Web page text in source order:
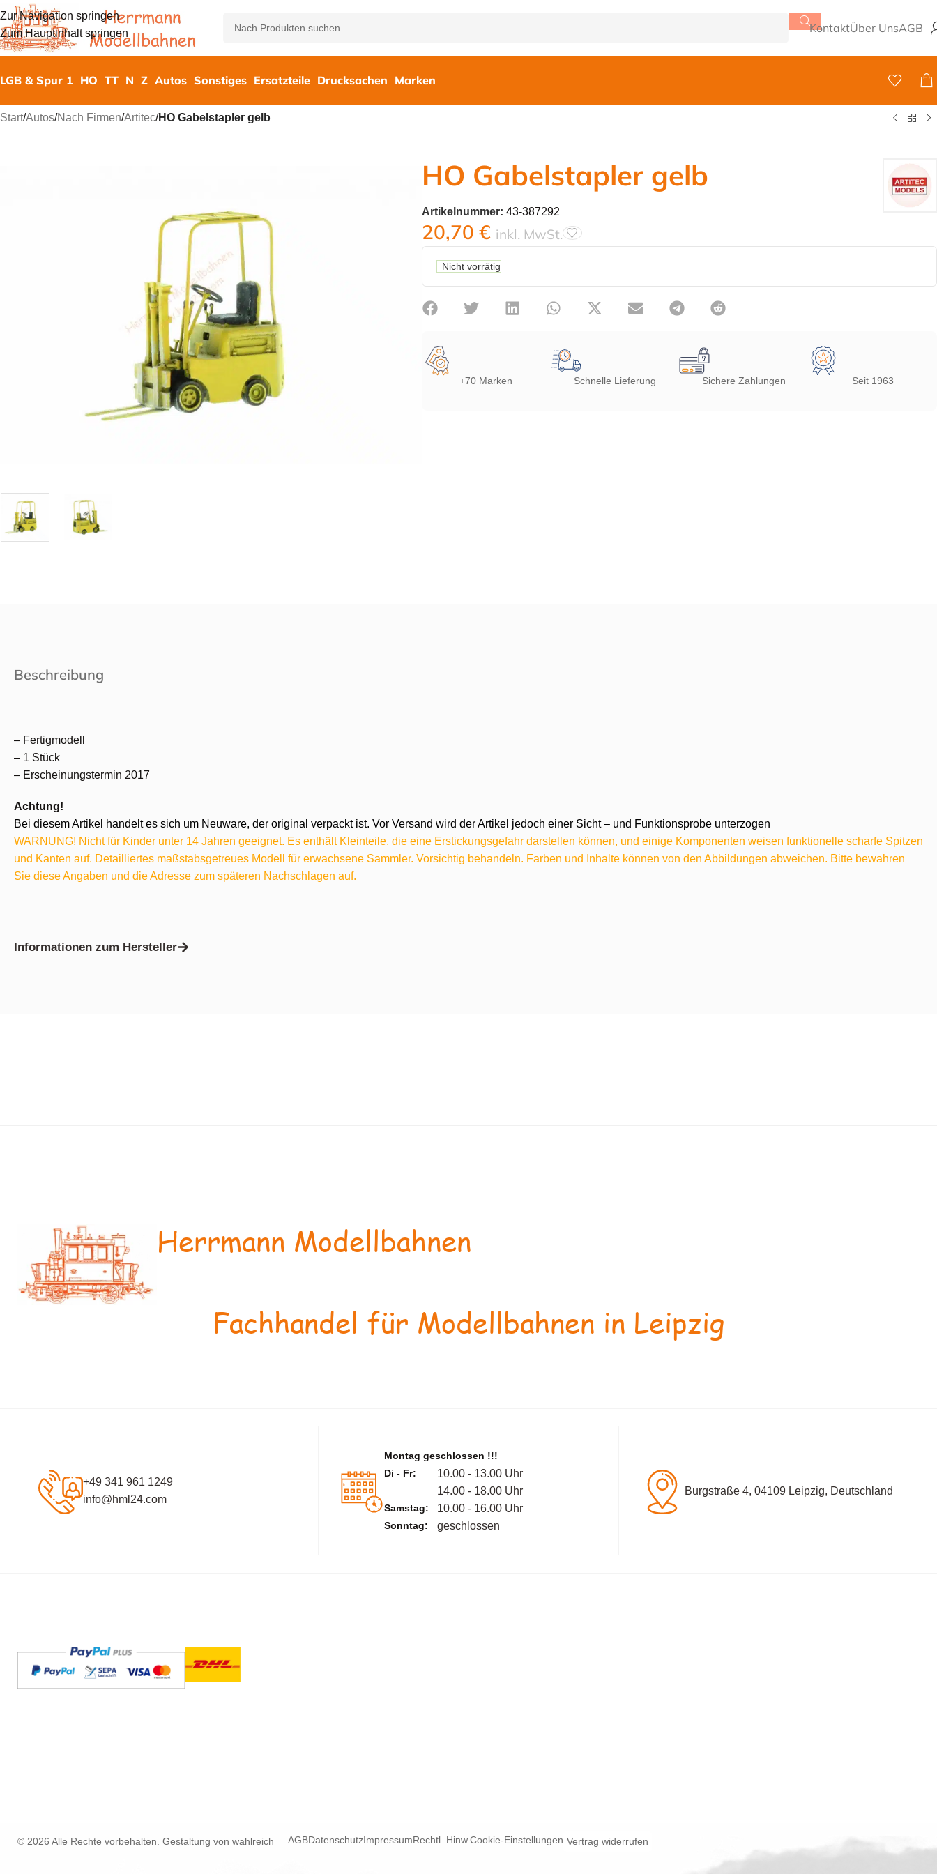
Zur Navigation springen
Zum Hauptinhalt springen
KontaktÜber UnsAGB
LGB & Spur 1 HO TT N Z Autos Sonstiges Ersatzteile Drucksachen Marken
Start/Autos/Nach Firmen/Artitec/HO Gabelstapler gelb
HO Gabelstapler gelb
Artikelnummer: 43-387292
20,70 € inkl. MwSt.
Nicht vorrätig
+70 Marken Schnelle Lieferung Sichere Zahlungen Seit 1963
Beschreibung
– Fertigmodell
– 1 Stück
– Erscheinungstermin 2017
Achtung!
Bei diesem Artikel handelt es sich um Neuware, der original verpackt ist. Vor Versand wird der Artikel jedoch einer Sicht – und Funktionsprobe unterzogen
WARNUNG! Nicht für Kinder unter 14 Jahren geeignet. Es enthält Kleinteile, die eine Erstickungsgefahr darstellen können, und einige Komponenten weisen funktionelle scharfe Spitzen
und Kanten auf. Detailliertes maßstabsgetreues Modell für erwachsene Sammler. Vorsichtig behandeln. Farben und Inhalte können von den Abbildungen abweichen. Bitte bewahren
Sie diese Angaben und die Adresse zum späteren Nachschlagen auf.
Informationen zum Hersteller
Herrmann Modellbahnen
Fachhandel für Modellbahnen in Leipzig
+49 341 961 1249
info@hml24.com
Montag geschlossen !!!
Di - Fr:
10.00 - 13.00 Uhr
14.00 - 18.00 Uhr
Samstag: 10.00 - 16.00 Uhr
Sonntag: geschlossen
Burgstraße 4, 04109 Leipzig, Deutschland
© 2026 Alle Rechte vorbehalten. Gestaltung von wahlreich AGBDatenschutzImpressumRechtl. Hinw.Cookie-Einstellungen Vertrag widerrufen